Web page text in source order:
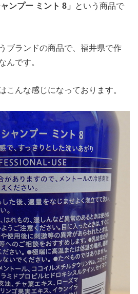
ンプー ミント 8」 という商品で
ブランドの商品で、福井県で作
んです。
こんな感じになっております。